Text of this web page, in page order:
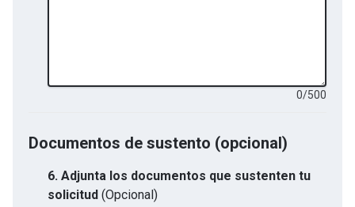
0/500
Documentos de sustento (opcional)
6. Adjunta los documentos que sustenten tu
solicitud (Opcional)